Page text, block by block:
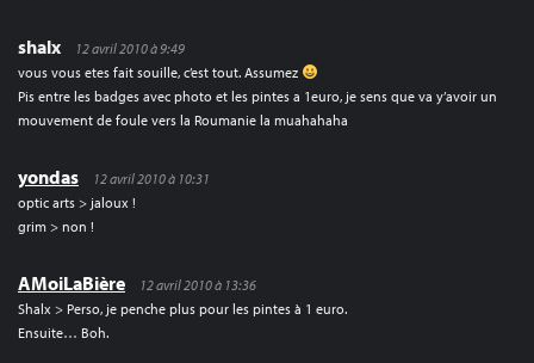
shalx
12 avril 2010 à 9:49
vous vous etes fait souille, c’est tout. Assumez
Pis entre les badges avec photo et les pintes a 1euro, je sens que va y’avoir un
mouvement de foule vers la Roumanie la muahahaha
yondas
12 avril 2010 à 10:31
optic arts > jaloux !
grim > non !
AMoiLaBière
12 avril 2010 à 13:36
Shalx > Perso, je penche plus pour les pintes à 1 euro.
Ensuite… Boh.